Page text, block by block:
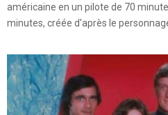
américaine en un pilote de 70
minutes, créée d'après le